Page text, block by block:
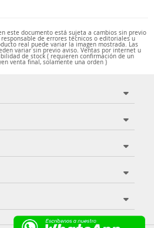
este documento está sujeta a cambios sin previo
responsable de errores técnicos o editoriales u
real puede variar la imagen mostrada. Las
variar sin previo aviso. Ventas por internet u
de stock ( requieren confirmación de un
venta final, solamente una orden )